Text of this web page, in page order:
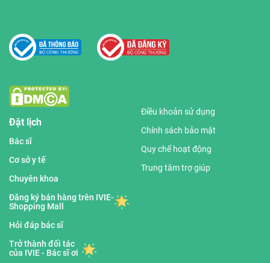
Đặt lịch
Bác sĩ
Cơ sở y tế
Chuyên khoa
Đăng ký bán hàng trên IVIE-
Shopping Mall
Hỏi đáp bác sĩ
Trở thành đối tác
của IVIE - Bác sĩ ơi
Điều khoản sử dụng
Chính sách bảo mật
Quy chế hoạt động
Trung tâm trợ giúp